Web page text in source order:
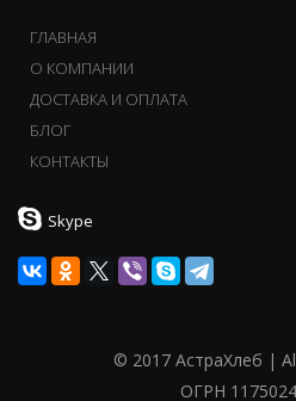
ГЛАВНАЯ
О КОМПАНИИ
ДОСТАВКА И ОПЛАТА
БЛОГ
КОНТАКТЫ
Skype
© 2017 АстраХлеб |
ОГРН